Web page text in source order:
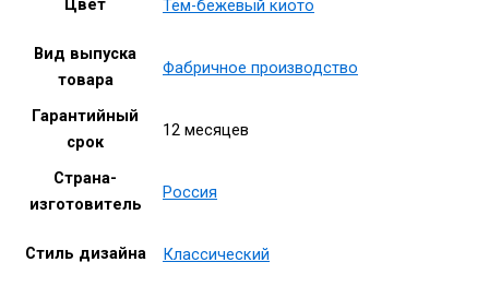
Цвет Тём-бежевый киото
Вид выпуска
товара
Фабричное производство
Гарантийный
срок
12 месяцев
Страна-
изготовитель
Россия
Стиль дизайна Классический